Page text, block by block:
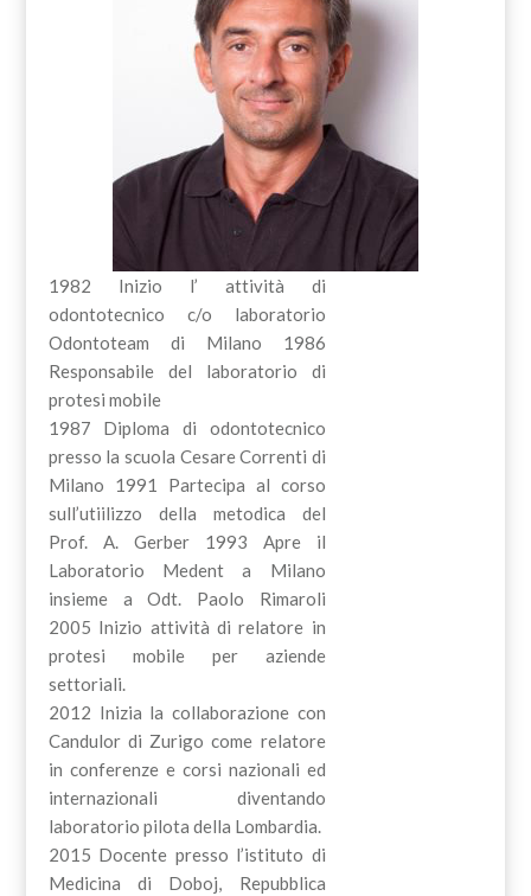
1982 Inizio l’ attività di
odontotecnico c/o laboratorio
Odontoteam di Milano 1986
Responsabile del laboratorio di
protesi mobile
1987 Diploma di odontotecnico
presso la scuola Cesare Correnti di
Milano 1991 Partecipa al corso
sull’utiilizzo della metodica del
Prof. A. Gerber 1993 Apre il
Laboratorio Medent a Milano
insieme a Odt. Paolo Rimaroli
2005 Inizio attività di relatore in
protesi mobile per aziende
settoriali.
2012 Inizia la collaborazione con
Candulor di Zurigo come relatore
in conferenze e corsi nazionali ed
internazionali diventando
laboratorio pilota della Lombardia.
2015 Docente presso l’istituto di
Medicina di Doboj, Repubblica